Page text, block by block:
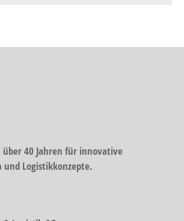
40 Jahren für innovative
und Logistikkonzepte.